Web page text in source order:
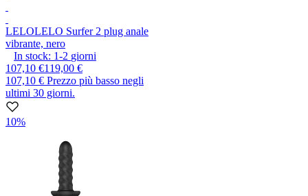
LELOLELO Surfer 2 plug anale
vibrante, nero
In stock: 1-2 giorni
107,10 €119,00 €
107,10 € Prezzo più basso negli
ultimi 30 giorni.
10%